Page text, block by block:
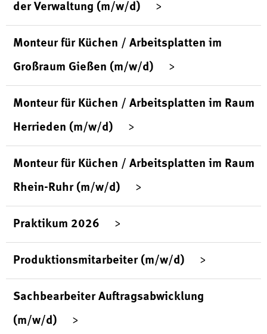
der Verwaltung (m/w/d)
Monteur für Küchen / Arbeitsplatten im
Großraum Gießen (m/w/d)
Monteur für Küchen / Arbeitsplatten im Raum
Herrieden (m/w/d)
Monteur für Küchen / Arbeitsplatten im Raum
Rhein-Ruhr (m/w/d)
Praktikum 2026
Produktionsmitarbeiter (m/w/d)
Sachbearbeiter Auftragsabwicklung
(m/w/d)